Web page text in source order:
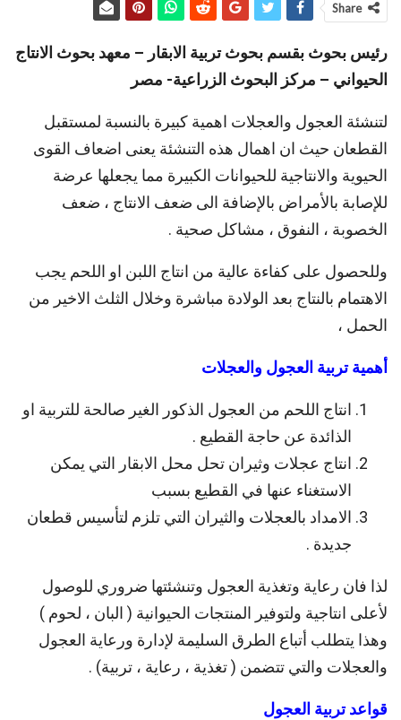
Share
رئيس بحوث بقسم بحوث تربية الابقار – معهد بحوث الانتاج
الحيواني – مركز البحوث الزراعية- مصر
لتنشئة العجول والعجلات اهمية كبيرة بالنسبة لمستقبل
القطعان حيث ان اهمال هذه التنشئة يعنى اضعاف القوى
الحيوية والانتاجية للحيوانات الكبيرة مما يجعلها عرضة
للإصابة بالأمراض بالإضافة الى ضعف الانتاج ، ضعف
الخصوبة ، النفوق ، مشاكل صحية .
وللحصول على كفاءة عالية من انتاج اللبن او اللحم يجب
الاهتمام بالنتاج بعد الولادة مباشرة وخلال الثلث الاخير من
الحمل ،
أهمية تربية العجول والعجلات
انتاج اللحم من العجول الذكور الغير صالحة للتربية او
الذائدة عن حاجة القطيع .
انتاج عجلات وثيران تحل محل الابقار التي يمكن
الاستغناء عنها في القطيع بسبب
الامداد بالعجلات والثيران التي تلزم لتأسيس قطعان
جديدة .
لذا فان رعاية وتغذية العجول وتنشئتها ضروري للوصول
لأعلى انتاجية ولتوفير المنتجات الحيوانية ( البان ، لحوم )
وهذا يتطلب أتباع الطرق السليمة لإدارة ورعاية العجول
والعجلات والتي تتضمن ( تغذية ، رعاية ، تربية) .
قواعد تربية العجول